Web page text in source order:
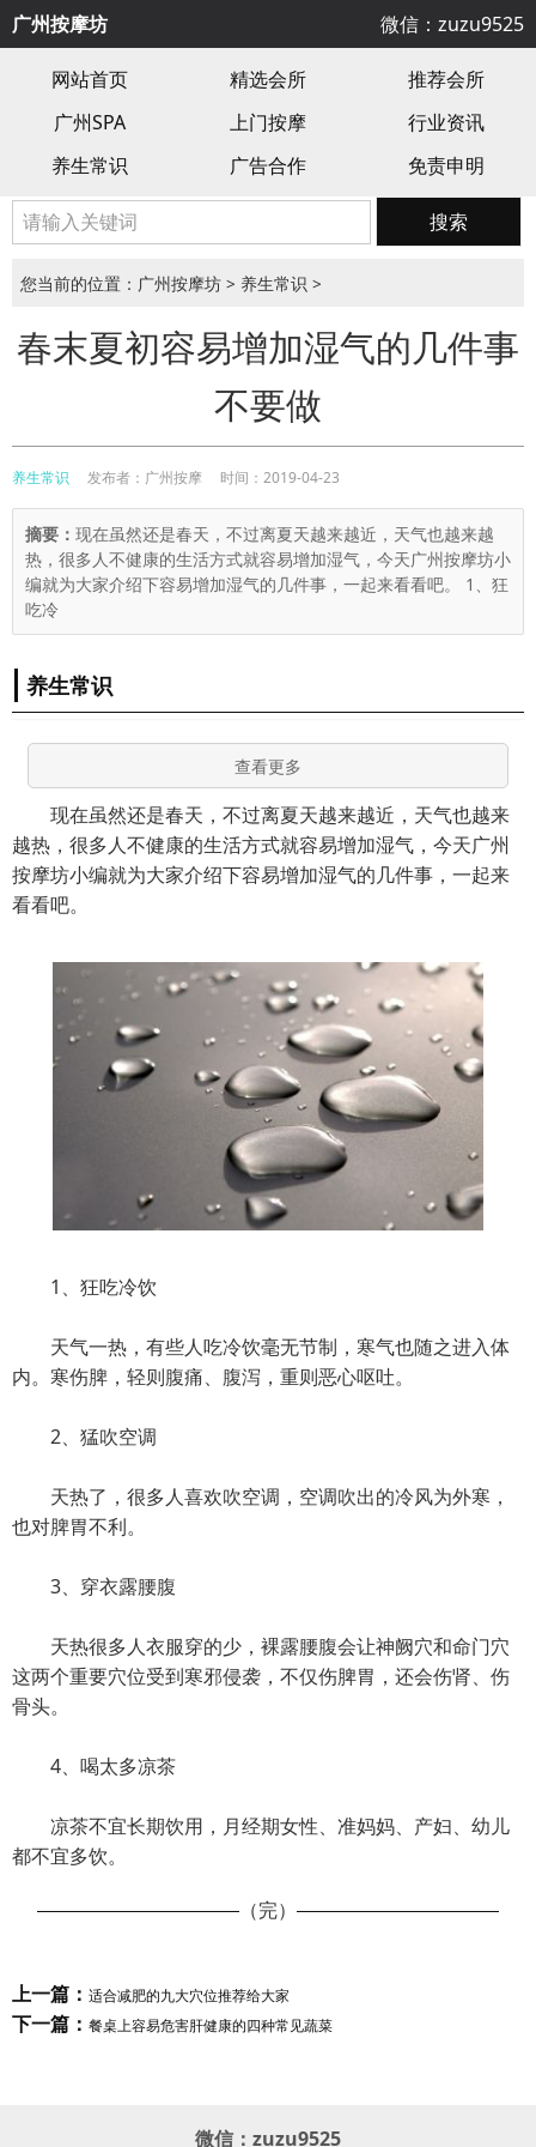
广州按摩坊 微信：zuzu9525
网站首页 精选会所
推荐会所
广州SPA
上门按摩
行业资讯
养生常识
广告合作 免责申明
搜索
您当前的位置： 广州按摩坊> 养生常识 >
春末夏初容易增加湿气的几件事
不要做
养生常识 发布者：广州按摩 时间：2019-04-23
摘要： 现在虽然还是春天，不过离夏天越来越近，天气也越来越
热，很多人不健康的生活方式就容易增加湿气，今天广州按摩坊小
编就为大家介绍下容易增加湿气的几件事，一起来看看吧。 1、狂
吃冷
养生常识
查看更多
现在虽然还是春天，不过离夏天越来越近，天气也越来
越热，很多人不健康的生活方式就容易增加湿气，今天广州
按摩坊小编就为大家介绍下容易增加湿气的几件事，一起来
看看吧。
1、狂吃冷饮
天气一热，有些人吃冷饮毫无节制，寒气也随之进入体
内。寒伤脾，轻则腹痛、腹泻，重则恶心呕吐。
2、猛吹空调
天热了，很多人喜欢吹空调，空调吹出的冷风为外寒，
也对脾胃不利。
3、穿衣露腰腹
天热很多人衣服穿的少，裸露腰腹会让神阙穴和命门穴
这两个重要穴位受到寒邪侵袭，不仅伤脾胃，还会伤肾、伤
骨头。
4、喝太多凉茶
凉茶不宜长期饮用，月经期女性、准妈妈、产妇、幼儿
都不宜多饮。
（完）
上一篇： 适合减肥的九大穴位推荐给大家
下一篇： 餐桌上容易危害肝健康的四种常见蔬菜
微信： zuzu9525